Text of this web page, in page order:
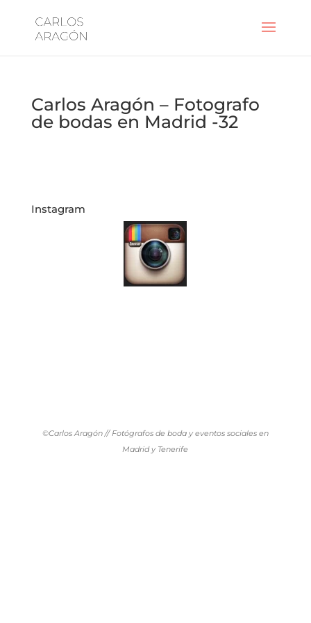
Carlos Aragón – Fotografo
de bodas en Madrid -32
Instagram
©Carlos Aragón // Fotógrafos de boda y eventos sociales en
Madrid y Tenerife